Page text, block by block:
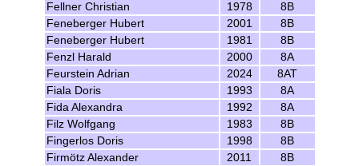
Fellner Christian
1978
8B
Feneberger Hubert
2001
8B
Feneberger Hubert
1981
8B
Fenzl Harald
2000
8A
Feurstein Adrian
2024
8AT
Fiala Doris
1993
8A
Fida Alexandra
1992
8A
Filz Wolfgang
1983
8B
Fingerlos Doris
1998
8B
Firmötz Alexander
2011
8B